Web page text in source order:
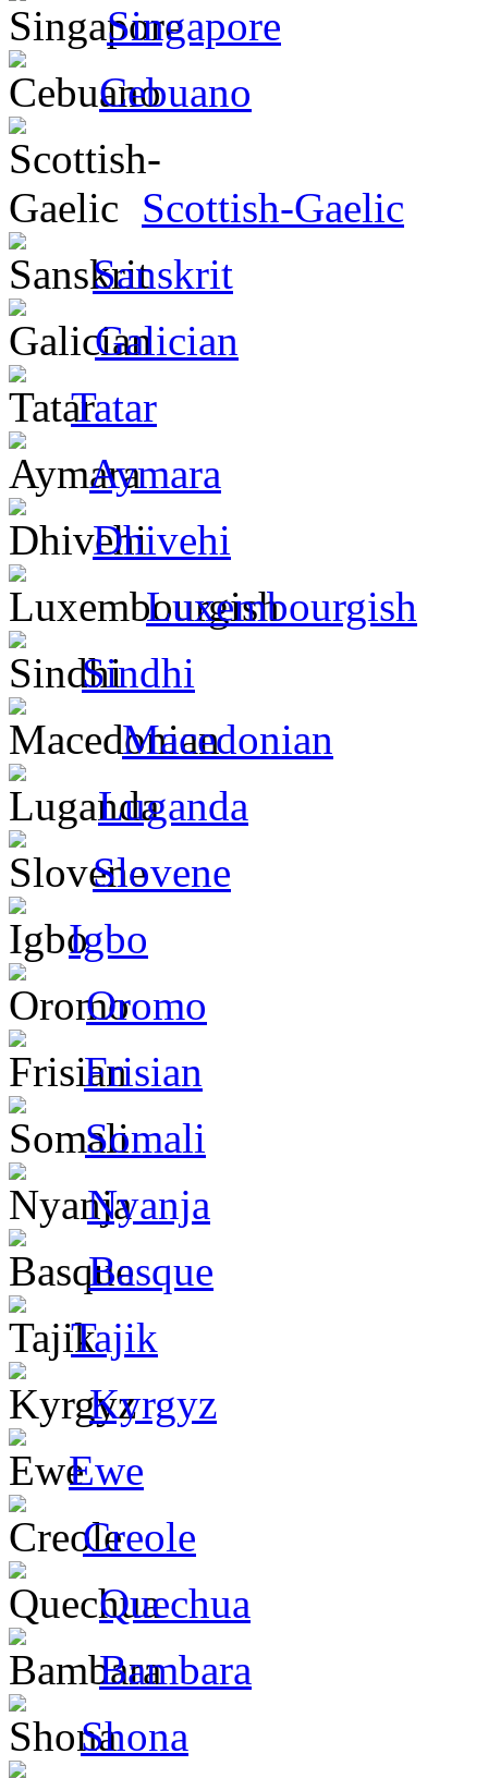
Singapore
Cebuano
Scottish-Gaelic
Sanskrit
Galician
Tatar
Aymara
Dhivehi
Luxembourgish
Sindhi
Macedonian
Luganda
Slovene
Igbo
Oromo
Frisian
Somali
Nyanja
Basque
Tajik
Kyrgyz
Ewe
Creole
Quechua
Bambara
Shona